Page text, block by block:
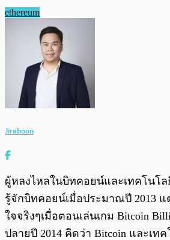
ethereum
Jiraboon
ผู้หลงไหลในบิทคอยน์และเทคโนโล
รู้จักบิทคอยน์เมื่อประมาณปี 2013
ใจจริงๆเมื่อตอนเล่นเกม Bitcoin
ปลายปี 2014 คิดว่า Bitcoin และเทค